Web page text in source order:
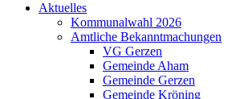
Aktuelles
Kommunalwahl 2026
Amtliche Bekanntmachungen
VG Gerzen
Gemeinde Aham
Gemeinde Gerzen
Gemeinde Kröning